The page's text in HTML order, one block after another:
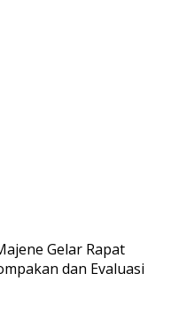
Gelar Rapat
dan Evaluasi